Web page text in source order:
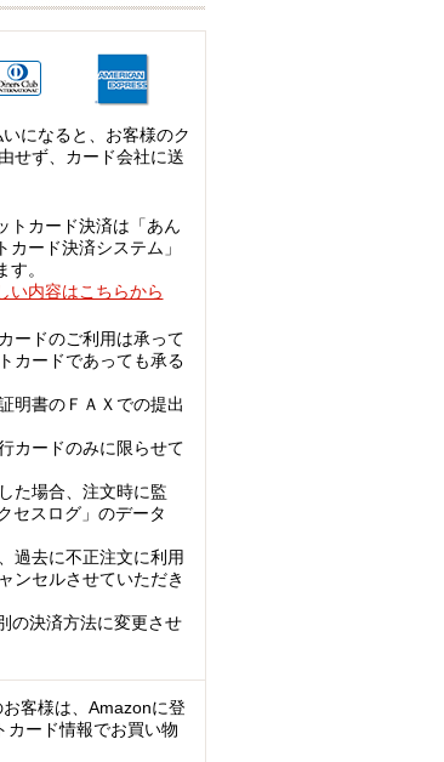
になると、お客様のク
せず、カード会社に送
トカード決済は「あん
カード決済システム」
。
い内容はこちらから
ードのご利用は承って
カードであっても承る
明書のＦＡＸでの提出
カードのみに限らせて
た場合、注文時に監
セスログ」のデータ
過去に不正注文に利用
ンセルさせていただき
の決済方法に変更させ
客様は、Amazonに登
カード情報でお買い物